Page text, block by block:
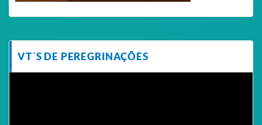
VT´S DE PEREGRINAÇÕES